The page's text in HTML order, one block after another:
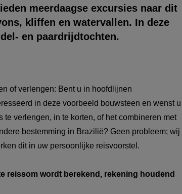
meerdaagse excursies naar dit
kliffen en watervallen. In deze
en paardrijdtochten.
of verlengen: Bent u in hoofdlijnen
in deze voorbeeld bouwsteen en wenst u
te verlengen, in te korten, of het combineren met
bestemming in Brazilië? Geen probleem; wij
dit in uw persoonlijke reisvoorstel.
reissom wordt berekend, rekening houdend